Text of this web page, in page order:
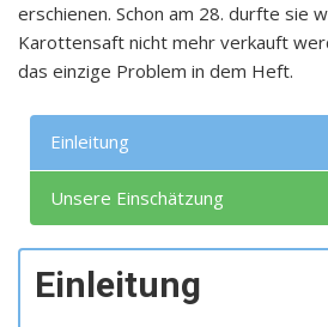
erschienen. Schon am 28. durfte sie
Karottensaft nicht mehr verkauft
das einzige Problem in dem Heft.
Einleitung
Unsere Einschätzung
Einleitung